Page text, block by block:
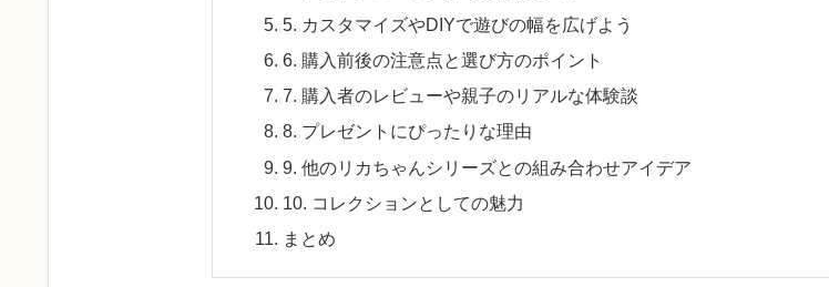
5. カスタマイズやDIYで遊びの幅を広げよう
6. 購入前後の注意点と選び方のポイント
7. 購入者のレビューや親子のリアルな体験談
8. プレゼントにぴったりな理由
9. 他のリカちゃんシリーズとの組み合わせアイデア
10. コレクションとしての魅力
まとめ